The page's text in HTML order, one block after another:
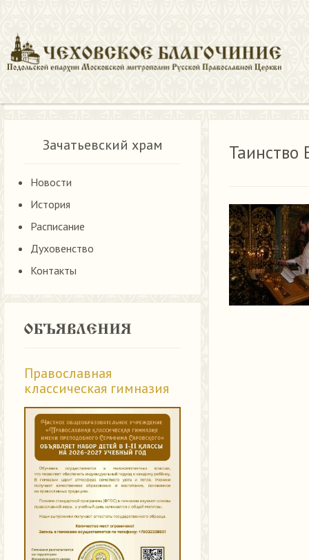
Зачатьевский храм
Новости
История
Расписание
Духовенство
Контакты
Православная
классическая гимназия
Таинство